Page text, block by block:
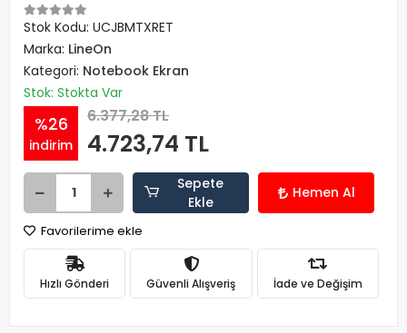
Stok Kodu: UCJBMTXRET
Marka: LineOn
Kategori: Notebook Ekran
Stok: Stokta Var
%26
indirim
6.377,28 TL
4.723,74 TL
Sepete
Ekle
Hemen Al
Favorilerime ekle
Hızlı Gönderi Güvenli Alışveriş İade ve Değişim